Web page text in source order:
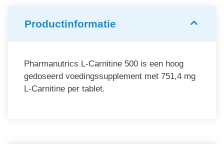
Productinformatie
Pharmanutrics L-Carnitine 500 is een hoog
gedoseerd voedingssupplement met 751,4 mg
L-Carnitine per tablet.